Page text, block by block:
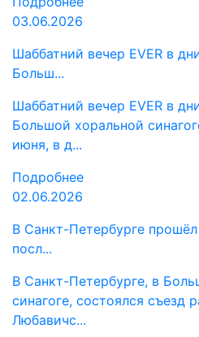
03.06.2026
Шаббатний вечер EVER в
Больш...
Шаббатний вечер EVER в
Большой хоральной
июня, в д...
Подробнее
02.06.2026
В Санкт-Петербурге
посл...
В Санкт-Петербурге, в
синагоге, состоялся съезд
Любавичс...